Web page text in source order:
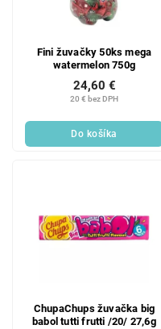
Fini žuvačky 50ks mega
watermelon 750g
20 € bez DPH
24,60 €
Do košíka
ChupaChups žuvačka big
babol tutti frutti /20/ 27,6g